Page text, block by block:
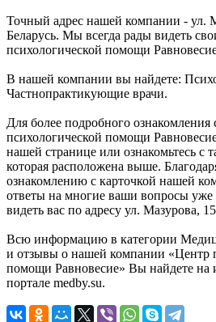
Точный адрес нашей компании - ул.
Беларусь. Мы всегда рады видеть
психологической помощи
В нашей компании вы найдете:
Частнопрактикующие врачи.
Для более подробного ознакомления
психологической помощи
нашей странице или ознакомьтесь с
которая расположена выше.
ознакомлению с карточкой нашей
ответы на многие ваши вопросы уже
видеть вас по адресу ул. Мазурова,
Всю информацию в категории
и отзывы о нашей компании «Центр
помощи Равновесие» Вы найдете
портале medby.su.